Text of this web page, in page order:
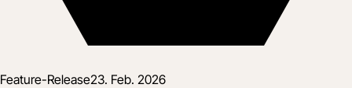
Feature-Release23. Feb. 2026